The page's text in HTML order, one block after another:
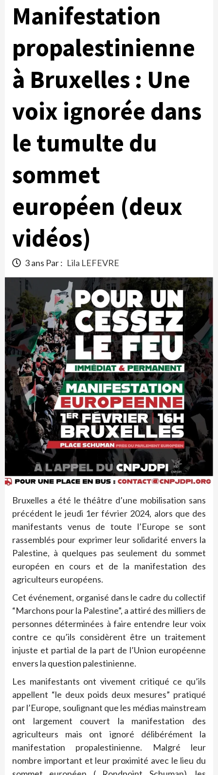
Manifestation
propalestinienne
à Bruxelles : Une
voix ignorée dans
le tumulte du
sommet
européen (deux
vidéos)
3 ans Par : Lila LEFEVRE
Bruxelles a été le théâtre d’une mobilisation sans
précédent le jeudi 1er février 2024, alors que des
manifestants venus de toute l’Europe se sont
rassemblés pour exprimer leur solidarité envers la
Palestine, à quelques pas seulement du sommet
européen en cours et de la manifestation des
agriculteurs européens.
Cet événement, organisé dans le cadre du collectif
“Marchons pour la Palestine”, a attiré des milliers de
personnes déterminées à faire entendre leur voix
contre ce qu’ils considèrent être un traitement
injuste et partial de la part de l’Union européenne
envers la question palestinienne.
Les manifestants ont vivement critiqué ce qu’ils
appellent “le deux poids deux mesures” pratiqué
par l’Europe, soulignant que les médias mainstream
ont largement couvert la manifestation des
agriculteurs mais ont ignoré délibérément la
manifestation propalestinienne. Malgré leur
nombre important et leur proximité avec le lieu du